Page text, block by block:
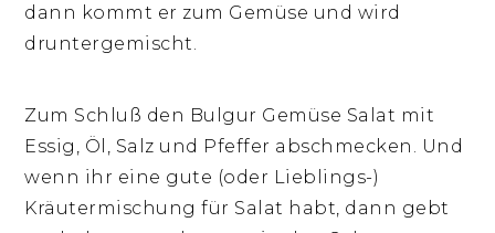
dann kommt er zum Gemüse und wird
druntergemischt.
Zum Schluß den Bulgur Gemüse Salat mit
Essig, Öl, Salz und Pfeffer abschmecken. Und
wenn ihr eine gute (oder Lieblings-)
Kräutermischung für Salat habt, dann gebt